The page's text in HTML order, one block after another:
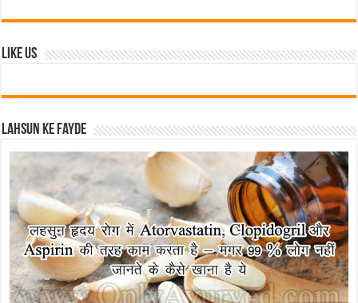
Like Us
Lahsun ke fayde